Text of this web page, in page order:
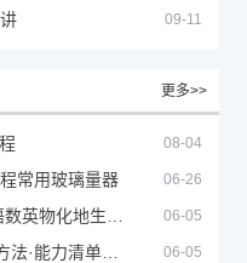
09-11
更多>>
08-04
常用玻璃量器 06-26
06-05
06-05